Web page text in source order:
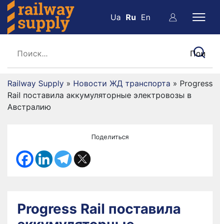
Ua Ru En
Railway Supply » Новости ЖД транспорта » Progress
Rail поставила аккумуляторные электровозы в
Австралию
Поделиться
Progress Rail поставила